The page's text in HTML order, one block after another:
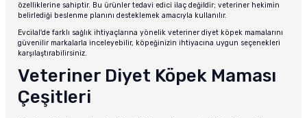
özelliklerine sahiptir. Bu ürünler tedavi edici ilaç değildir; veteriner hekimin
belirlediği beslenme planını desteklemek amacıyla kullanılır.
Evcilal'de farklı sağlık ihtiyaçlarına yönelik veteriner diyet köpek mamalarını
güvenilir markalarla inceleyebilir, köpeğinizin ihtiyacına uygun seçenekleri
karşılaştırabilirsiniz.
Veteriner Diyet Köpek Maması
Çeşitleri